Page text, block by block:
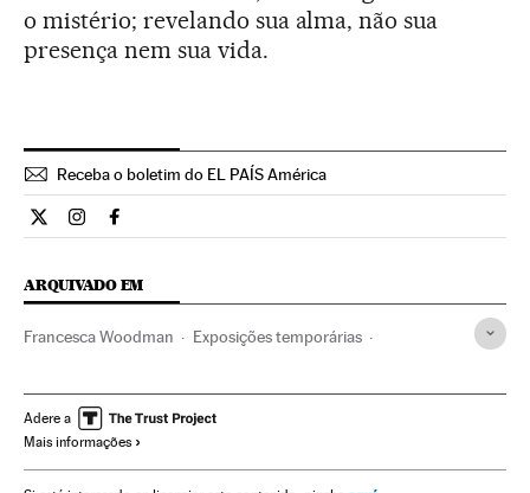
o mistério; revelando sua alma, não sua
presença nem sua vida.
Receba o boletim do EL PAÍS América
Cultura El País Brasil en Twitter
Cultura El País Brasil en Instagram
Cultura El País Brasil en Facebook
ARQUIVADO EM
Francesca Woodman Exposições temporárias
Exposições Cultura Arte
Adere a
Mais informações